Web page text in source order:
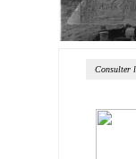
Consulter